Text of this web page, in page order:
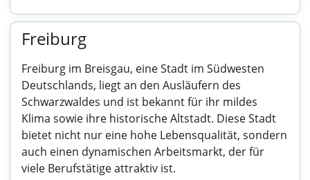
Freiburg
Freiburg im Breisgau, eine Stadt im Südwesten
Deutschlands, liegt an den Ausläufern des
Schwarzwaldes und ist bekannt für ihr mildes
Klima sowie ihre historische Altstadt. Diese Stadt
bietet nicht nur eine hohe Lebensqualität, sondern
auch einen dynamischen Arbeitsmarkt, der für
viele Berufstätige attraktiv ist.